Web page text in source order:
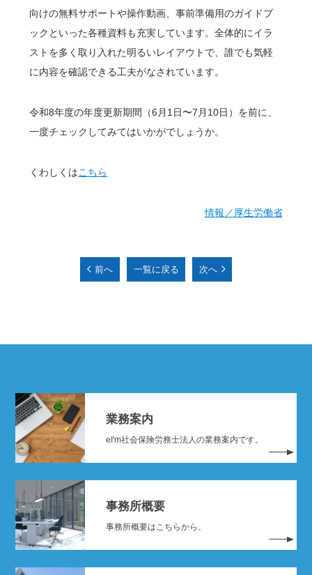
向けの無料サポートや操作動画、事前準備用のガイドブ
ックといった各種資料も充実しています。全体的にイラ
ストを多く取り入れた明るいレイアウトで、誰でも気軽
に内容を確認できる工夫がなされています。
令和8年度の年度更新期間（6月1日〜7月10日）を前に、
一度チェックしてみてはいかがでしょうか。
くわしくはこちら
情報／厚生労働省
前へ 一覧に戻る 次へ
業務案内
eI'm社会保険労務士法人の業務案内です。
事務所概要
事務所概要はこちらから。